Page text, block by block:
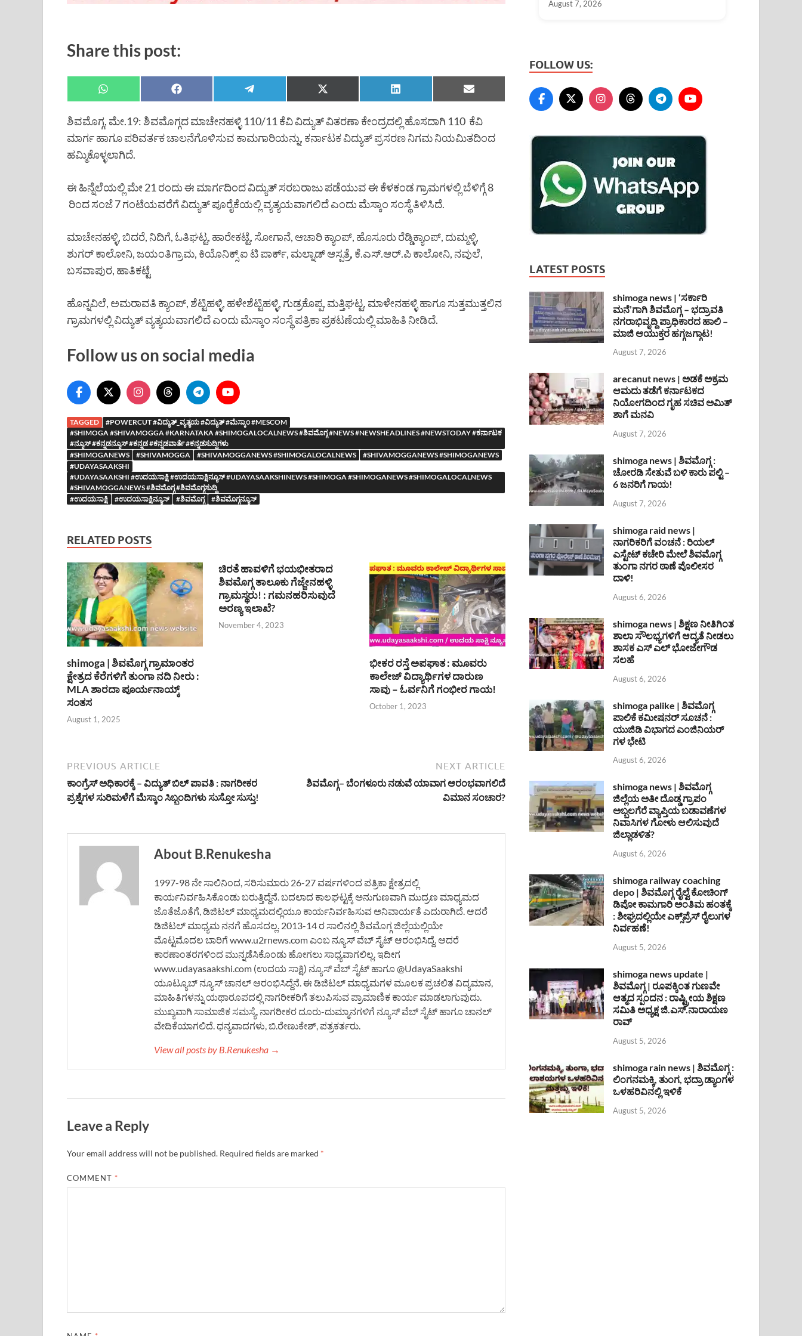
Share this post:
ಶಿವಮೊಗ್ಗ, ಮೇ.19: ಶಿವಮೊಗ್ಗದ ಮಾಚೇನಹಳ್ಳಿ 110/11 ಕೆವಿ ವಿದ್ಯುತ್ ವಿತರಣಾ ಕೇಂದ್ರದಲ್ಲಿ ಹೊಸದಾಗಿ 110 ಕೆವಿ
ಮಾರ್ಗ ಹಾಗೂ ಪರಿವರ್ತಕ ಚಾಲನೆಗೊಳಿಸುವ ಕಾಮಗಾರಿಯನ್ನು, ಕರ್ನಾಟಕ ವಿದ್ಯುತ್ ಪ್ರಸರಣ ನಿಗಮ ನಿಯಮಿತದಿಂದ
ಹಮ್ಮಿಕೊಳ್ಳಲಾಗಿದೆ.
ಈ ಹಿನ್ನೆಲೆಯಲ್ಲಿ ಮೇ 21 ರಂದು ಈ ಮಾರ್ಗದಿಂದ ವಿದ್ಯುತ್ ಸರಬರಾಜು ಪಡೆಯುವ ಈ ಕೆಳಕಂಡ ಗ್ರಾಮಗಳಲ್ಲಿ ಬೆಳಿಗ್ಗೆ 8
ರಿಂದ ಸಂಜೆ 7 ಗಂಟೆಯವರೆಗೆ ವಿದ್ಯುತ್ ಪೂರೈಕೆಯಲ್ಲಿ ವ್ಯತ್ಯಯವಾಗಲಿದೆ ಎಂದು ಮೆಸ್ಕಾಂ ಸಂಸ್ಥೆ ತಿಳಿಸಿದೆ.
ಮಾಚೇನಹಳ್ಳಿ, ಬಿದರೆ, ನಿದಿಗೆ, ಓತಿಘಟ್ಟ, ಹಾರೇಕಟ್ಟೆ, ಸೋಗಾನೆ, ಆಚಾರಿ ಕ್ಯಾಂಪ್, ಹೊಸೂರು ರೆಡ್ಡಿಕ್ಯಾಂಪ್, ದುಮ್ಮಳ್ಳಿ,
ಶುಗರ್ ಕಾಲೋನಿ, ಜಯಂತಿಗ್ರಾಮ, ಕಿಯೊನಿಕ್ಸ್ ಐ ಟಿ ಪಾರ್ಕ್, ಮಲ್ನಾಡ್ ಆಸ್ಪತ್ರೆ, ಕೆ.ಎಸ್.ಆರ್.ಪಿ ಕಾಲೋನಿ, ನವುಲೆ,
ಬಸವಾಪುರ, ಹಾತಿಕಟ್ಟೆ
ಹೊನ್ನವಿಲೆ, ಅಮರಾವತಿ ಕ್ಯಾಂಪ್, ಶೆಟ್ಟಿಹಳ್ಳಿ, ಹಳೇಶೆಟ್ಟಿಹಳ್ಳಿ, ಗುಡ್ರಕೊಪ್ಪ, ಮತ್ತಿಘಟ್ಟ, ಮಾಳೇನಹಳ್ಳಿ ಹಾಗೂ ಸುತ್ತಮುತ್ತಲಿನ
ಗ್ರಾಮಗಳಲ್ಲಿ ವಿದ್ಯುತ್ ವ್ಯತ್ಯಯವಾಗಲಿದೆ ಎಂದು ಮೆಸ್ಕಾಂ ಸಂಸ್ಥೆ ಪತ್ರಿಕಾ ಪ್ರಕಟಣೆಯಲ್ಲಿ ಮಾಹಿತಿ ನೀಡಿದೆ.
Follow us on social media
TAGGED
#POWERCUT #ವಿದ್ಯುತ್_ವ್ಯತ್ಯಯ #ವಿದ್ಯುತ್ #ಮೆಸ್ಕಾಂ #MESCOM
#SHIMOGA #SHIVAMOGGA #KARNATAKA #SHIMOGALOCALNEWS #ಶಿವಮೊಗ್ಗ #NEWS #NEWSHEADLINES #NEWSTODAY #ಕರ್ನಾಟಕ
#ನ್ಯೂಸ್ #ಕನ್ನಡನ್ಯೂಸ್ #ಕನ್ನಡ #ಕನ್ನಡವಾರ್ತೆ #ಕನ್ನಡಸುದ್ದಿಗಳು
#SHIMOGANEWS
#SHIVAMOGGA #SHIVAMOGGANEWS #SHIMOGALOCALNEWS
#SHIVAMOGGANEWS #SHIMOGANEWS
#UDAYASAAKSHI
#UDAYASAAKSHI #ಉದಯಸಾಕ್ಷಿ #ಉದಯಸಾಕ್ಷಿನ್ಯೂಸ್ #UDAYASAAKSHINEWS #SHIMOGA #SHIMOGANEWS #SHIMOGALOCALNEWS
#SHIVAMOGGANEWS #ಶಿವಮೊಗ್ಗ #ಶಿವಮೊಗ್ಗಸುದ್ದಿ
#ಉದಯಸಾಕ್ಷಿ
#ಉದಯಸಾಕ್ಷಿನ್ಯೂಸ್ #ಶಿವಮೊಗ್ಗ #ಶಿವಮೊಗ್ಗನ್ಯೂಸ್
RELATED POSTS
shimoga | ಶಿವಮೊಗ್ಗ ಗ್ರಾಮಾಂತರ
ಕ್ಷೇತ್ರದ ಕೆರೆಗಳಿಗೆ ತುಂಗಾ ನದಿ ನೀರು :
MLA ಶಾರದಾ ಪೂರ್ಯನಾಯ್ಕ್
ಸಂತಸ
August 1, 2025
ಚಿರತೆ ಹಾವಳಿಗೆ ಭಯಭೀತರಾದ
ಶಿವಮೊಗ್ಗ ತಾಲೂಕು ಗೆಜ್ಜೇನಹಳ್ಳಿ
ಗ್ರಾಮಸ್ಥರು! : ಗಮನಹರಿಸುವುದೆ
ಅರಣ್ಯ ಇಲಾಖೆ?
November 4, 2023
ಭೀಕರ ರಸ್ತೆ ಅಪಘಾತ : ಮೂವರು
ಕಾಲೇಜ್ ವಿದ್ಯಾರ್ಥಿಗಳ ದಾರುಣ
ಸಾವು – ಓರ್ವನಿಗೆ ಗಂಭೀರ ಗಾಯ!
October 1, 2023
PREVIOUS ARTICLE
ಕಾಂಗ್ರೆಸ್ ಅಧಿಕಾರಕ್ಕೆ – ವಿದ್ಯುತ್ ಬಿಲ್ ಪಾವತಿ : ನಾಗರೀಕರ
ಪ್ರಶ್ನೆಗಳ ಸುರಿಮಳೆಗೆ ಮೆಸ್ಕಾಂ ಸಿಬ್ಬಂದಿಗಳು ಸುಸ್ತೋ ಸುಸ್ತು!
NEXT ARTICLE
ಶಿವಮೊಗ್ಗ– ಬೆಂಗಳೂರು ನಡುವೆ ಯಾವಾಗ ಆರಂಭವಾಗಲಿದೆ
ವಿಮಾನ ಸಂಚಾರ?
About B.Renukesha
1997-98 ನೇ ಸಾಲಿನಿಂದ, ಸರಿಸುಮಾರು 26-27 ವರ್ಷಗಳಿಂದ ಪತ್ರಿಕಾ ಕ್ಷೇತ್ರದಲ್ಲಿ
ಕಾರ್ಯನಿರ್ವಹಿಸಿಕೊಂಡು ಬರುತ್ತಿದ್ದೆನೆ. ಬದಲಾದ ಕಾಲಘಟ್ಟಕ್ಕೆ ಅನುಗುಣವಾಗಿ ಮುದ್ರಣ ಮಾಧ್ಯಮದ
ಜೊತೆಜೊತೆಗೆ, ಡಿಜಿಟಲ್ ಮಾಧ್ಯಮದಲ್ಲಿಯೂ ಕಾರ್ಯನಿರ್ವಹಿಸುವ ಅನಿವಾರ್ಯತೆ ಎದುರಾಗಿದೆ. ಆದರೆ
ಡಿಜಿಟಲ್ ಮಾಧ್ಯಮ ನನಗೆ ಹೊಸದಲ್ಲ. 2013-14 ರ ಸಾಲಿನಲ್ಲಿ ಶಿವಮೊಗ್ಗ ಜಿಲ್ಲೆಯಲ್ಲಿಯೇ
ಮೊಟ್ಟಮೊದಲ ಬಾರಿಗೆ www.u2rnews.com ಎಂಬ ನ್ಯೂಸ್ ವೆಬ್ ಸೈಟ್ ಆರಂಭಿಸಿದ್ದೆ. ಆದರೆ
ಕಾರಣಾಂತರಗಳಿಂದ ಮುನ್ನಡೆಸಿಕೊಂಡು ಹೋಗಲು ಸಾಧ್ಯವಾಗಲಿಲ್ಲ. ಇದೀಗ
www.udayasaakshi.com (ಉದಯ ಸಾಕ್ಷಿ) ನ್ಯೂಸ್ ವೆಬ್ ಸೈಟ್ ಹಾಗೂ @UdayaSaakshi
ಯೂಟ್ಯೂಬ್ ನ್ಯೂಸ್ ಚಾನಲ್ ಆರಂಭಿಸಿದ್ದೆನೆ. ಈ ಡಿಜಿಟಲ್ ಮಾಧ್ಯಮಗಳ ಮೂಲಕ ಪ್ರಚಲಿತ ವಿದ್ಯಮಾನ,
ಮಾಹಿತಿಗಳನ್ನು ಯಥಾರೂಪದಲ್ಲಿ ನಾಗರೀಕರಿಗೆ ತಲುಪಿಸುವ ಪ್ರಾಮಾಣಿಕ ಕಾರ್ಯ ಮಾಡಲಾಗುವುದು.
ಮುಖ್ಯವಾಗಿ ಸಾಮಾಜಿಕ ಸಮಸ್ಯೆ, ನಾಗರೀಕರ ದೂರು-ದುಮ್ಮಾನಗಳಿಗೆ ನ್ಯೂಸ್ ವೆಬ್ ಸೈಟ್ ಹಾಗೂ ಚಾನಲ್
ವೇದಿಕೆಯಾಗಲಿದೆ. ಧನ್ಯವಾದಗಳು, ಬಿ.ರೇಣುಕೇಶ್, ಪತ್ರಕರ್ತರು.
View all posts by B.Renukesha →
Leave a Reply
Your email address will not be published. Required fields are marked *
COMMENT *
August 7, 2026
FOLLOW US:
LATEST POSTS
shimoga news | ‘ಸರ್ಕಾರಿ
ಮನೆ’ಗಾಗಿ ಶಿವಮೊಗ್ಗ – ಭದ್ರಾವತಿ
ನಗರಾಭಿವೃದ್ದಿ ಪ್ರಾಧಿಕಾರದ ಹಾಲಿ –
ಮಾಜಿ ಆಯುಕ್ತರ ಹಗ್ಗಜಗ್ಗಾಟ!
August 7, 2026
arecanut news | ಅಡಕೆ ಅಕ್ರಮ
ಆಮದು ತಡೆಗೆ ಕರ್ನಾಟಕದ
ನಿಯೋಗದಿಂದ ಗೃಹ ಸಚಿವ ಅಮಿತ್
ಶಾಗೆ ಮನವಿ
August 7, 2026
shimoga news | ಶಿವಮೊಗ್ಗ :
ಚೋರಡಿ ಸೇತುವೆ ಬಳಿ ಕಾರು ಪಲ್ಟಿ –
6 ಜನರಿಗೆ ಗಾಯ!
August 7, 2026
shimoga raid news |
ನಾಗರಿಕರಿಗೆ ವಂಚನೆ : ರಿಯಲ್
ಎಸ್ಟೇಟ್ ಕಚೇರಿ ಮೇಲೆ ಶಿವಮೊಗ್ಗ
ತುಂಗಾ ನಗರ ಠಾಣೆ ಪೊಲೀಸರ
ದಾಳಿ!
August 6, 2026
shimoga news | ಶಿಕ್ಷಣ ನೀತಿಗಿಂತ
ಶಾಲಾ ಸೌಲಭ್ಯಗಳಿಗೆ ಆದ್ಯತೆ ನೀಡಲು
ಶಾಸಕ ಎಸ್ ಎಲ್ ಭೋಜೇಗೌಡ
ಸಲಹೆ
August 6, 2026
shimoga palike | ಶಿವಮೊಗ್ಗ
ಪಾಲಿಕೆ ಕಮೀಷನರ್ ಸೂಚನೆ :
ಯುಜಿಡಿ ವಿಭಾಗದ ಎಂಜಿನಿಯರ್
ಗಳ ಭೇಟಿ
August 6, 2026
shimoga news | ಶಿವಮೊಗ್ಗ
ಜಿಲ್ಲೆಯ ಅತೀ ದೊಡ್ಡ ಗ್ರಾಪಂ
ಅಬ್ಬಲಗೆರೆ ವ್ಯಾಪ್ತಿಯ ಬಡಾವಣೆಗಳ
ನಿವಾಸಿಗಳ ಗೋಳು ಆಲಿಸುವುದೆ
ಜಿಲ್ಲಾಡಳಿತ?
August 6, 2026
shimoga railway coaching
depo | ಶಿವಮೊಗ್ಗ ರೈಲ್ವೆ ಕೋಚಿಂಗ್
ಡಿಪೋ ಕಾಮಗಾರಿ ಅಂತಿಮ ಹಂತಕ್ಕೆ
: ಶೀಘ್ರದಲ್ಲಿಯೇ ಎಕ್ಸ್‌ಪ್ರೆಸ್ ರೈಲುಗಳ
ನಿರ್ವಹಣೆ!
August 5, 2026
shimoga news update |
ಶಿವಮೊಗ್ಗ | ರೂಪಕ್ಕಿಂತ ಗುಣವೇ
ಆತ್ಮದ ಸ್ಪಂದನ : ರಾಷ್ಟ್ರೀಯ ಶಿಕ್ಷಣ
ಸಮಿತಿ ಅಧ್ಯಕ್ಷ ಜಿ.ಎಸ್.ನಾರಾಯಣ
ರಾವ್
August 5, 2026
shimoga rain news | ಶಿವಮೊಗ್ಗ :
ಲಿಂಗನಮಕ್ಕಿ, ತುಂಗ, ಭದ್ರಾ ಡ್ಯಾಂಗಳ
ಒಳಹರಿವಿನಲ್ಲಿ ಇಳಿಕೆ
August 5, 2026